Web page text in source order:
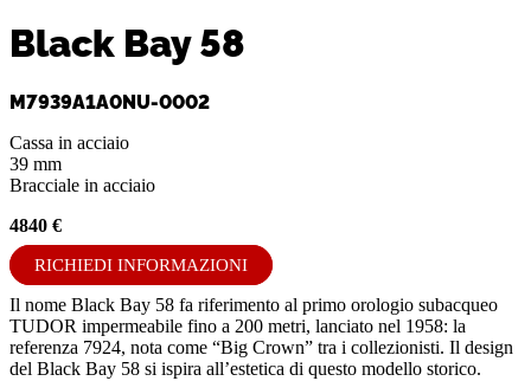
Black Bay 58
M7939A1A0NU-0002
Cassa in acciaio
39 mm
Bracciale in acciaio
4840 €
RICHIEDI INFORMAZIONI
Il nome Black Bay 58 fa riferimento al primo orologio subacqueo
TUDOR impermeabile fino a 200 metri, lanciato nel 1958: la
referenza 7924, nota come “Big Crown” tra i collezionisti. Il design
del Black Bay 58 si ispira all’estetica di questo modello storico.